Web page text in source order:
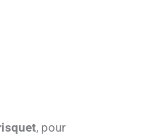
, pour